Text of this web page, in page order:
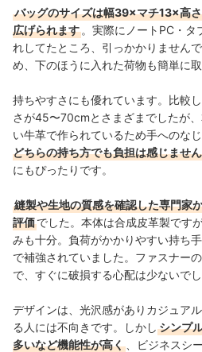
バッグのサイズは幅39×マチ13×高
広げられます 。実際にノートPC・タ
れしてたところ、引っかかりません
め、下のほうに入れた荷物も簡単に取
持ちやすさにも優れています。比較
さが45〜70cmとさまざまでしたが
い牛革で作られているため手へのなじ
どちらの持ち方でも負担は感じません
にもぴったりです。
縫製や生地の質感を確認した専門家
評価でした。 本体は合成皮革製です
みも十分。負荷がかかりやすい持ち
で補強されていました。ファスナー
で、すぐに破損する心配は少ないでし
デザインは、光沢感がありカジュア
る人には不向きです。しかし シンプ
多いなど機能性が高く
、ビジネスシ